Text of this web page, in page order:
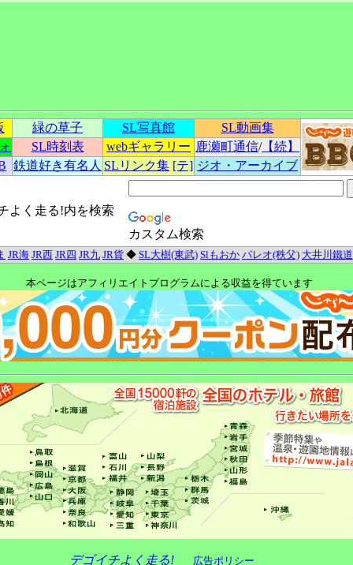
緑の草子 SL写真館
SL動画集
SL時刻表 webギャラリー 鹿瀬町通信/【続】
鉄道好き有名人 SLリンク集 [テ] ジオ・アーカイブ
よく走る!内を検索
カスタム検索
JR海 JR西 JR四 JR九 JR貨 ◆ SL大樹(東武) Slもおか パレオ(秩父) 大井川鐵道
本ページはアフィリエイトプログラムによる収益を得ています
デゴイチよく走る! 広告ポリシー